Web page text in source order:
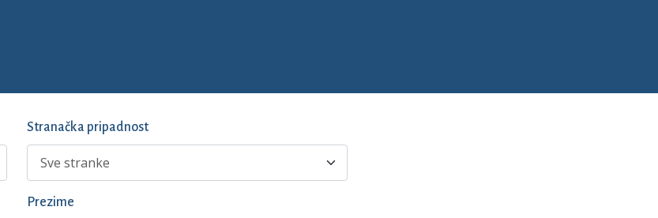
Stranačka pripadnost
Prezime